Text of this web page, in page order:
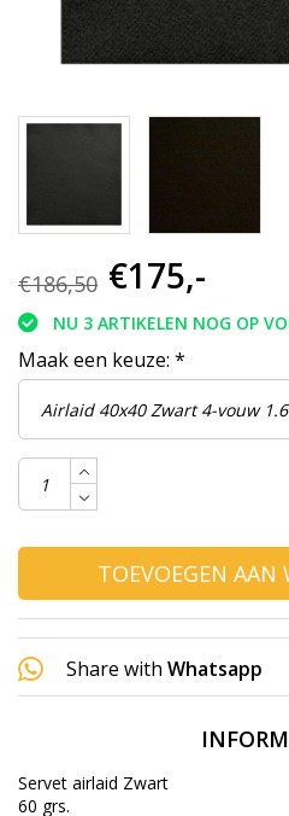
€186,50 €175,-
NU 3 ARTIKELEN NOG OP
Maak een keuze: *
TOEVOEGEN AAN
Share with Whatsapp
Servet airlaid Zwart
60 grs.